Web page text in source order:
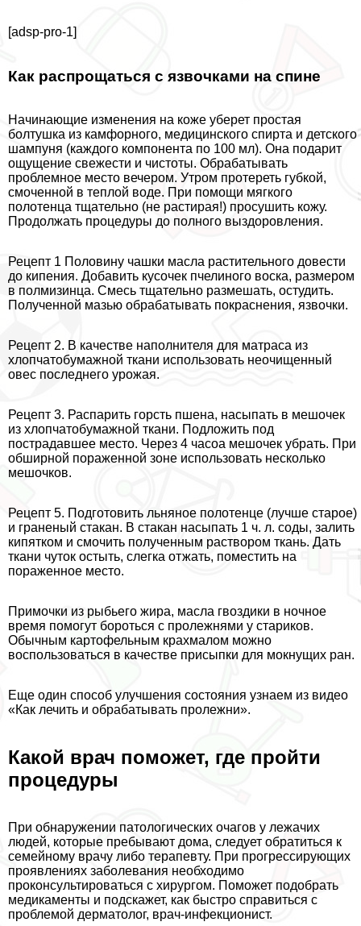
[adsp-pro-1]
Как распрощаться с язвочками на спине
Начинающие изменения на коже уберет простая
болтушка из камфорного, медицинского спирта и детского
шампуня (каждого компонента по 100 мл). Она подарит
ощущение свежести и чистоты. Обpaбатывать
проблемное место вечером. Утром протереть губкой,
смоченной в теплой воде. При помощи мягкого
полотенца тщательно (не растирая!) просушить кожу.
Продолжать процедуры до полного выздоровления.
Рецепт 1 Половину чашки масла растительного довести
до кипения. Добавить кусочек пчелиного воска, размером
в полмизинца. Смесь тщательно размешать, остудить.
Полученной мазью обpaбатывать покраснения, язвочки.
Рецепт 2. В качестве наполнителя для матраса из
хлопчатобумажной ткани использовать неочищенный
овес последнего урожая.
Рецепт 3. Распарить горсть пшена, насыпать в мешочек
из хлопчатобумажной ткани. Подложить под
пострадавшее место. Через 4 часоа мешочек убрать. При
обширной пораженной зоне использовать несколько
мешочков.
Рецепт 5. Подготовить льняное полотенце (лучше старое)
и граненый стакан. В стакан насыпать 1 ч. л. соды, залить
кипятком и смочить полученным раствором ткань. Дать
ткани чуток остыть, слегка отжать, поместить на
пораженное место.
Примочки из рыбьего жира, масла гвоздики в ночное
время помогут бороться с пролежнями у стариков.
Обычным картофельным крахмалом можно
воспользоваться в качестве присыпки для мокнущих ран.
Еще один способ улучшения состояния узнаем из видео
«Как лечить и обpaбатывать пролежни».
Какой врач поможет, где пройти
процедуры
При обнаружении патологических очагов у лежачих
людей, которые пребывают дома, следует обратиться к
семейному врачу либо терапевту. При прогрессирующих
проявлениях заболевания необходимо
проконсультироваться с хирургом. Поможет подобрать
медикаменты и подскажет, как быстро справиться с
проблемой дерматолог, врач-инфекционист.